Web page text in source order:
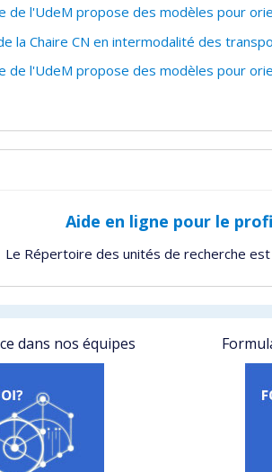
de l'UdeM propose des modèles pour
la Chaire CN en intermodalité des
de l'UdeM propose des modèles pour
Aide en ligne pour le
Le Répertoire des unités de recherche
dans nos équipes